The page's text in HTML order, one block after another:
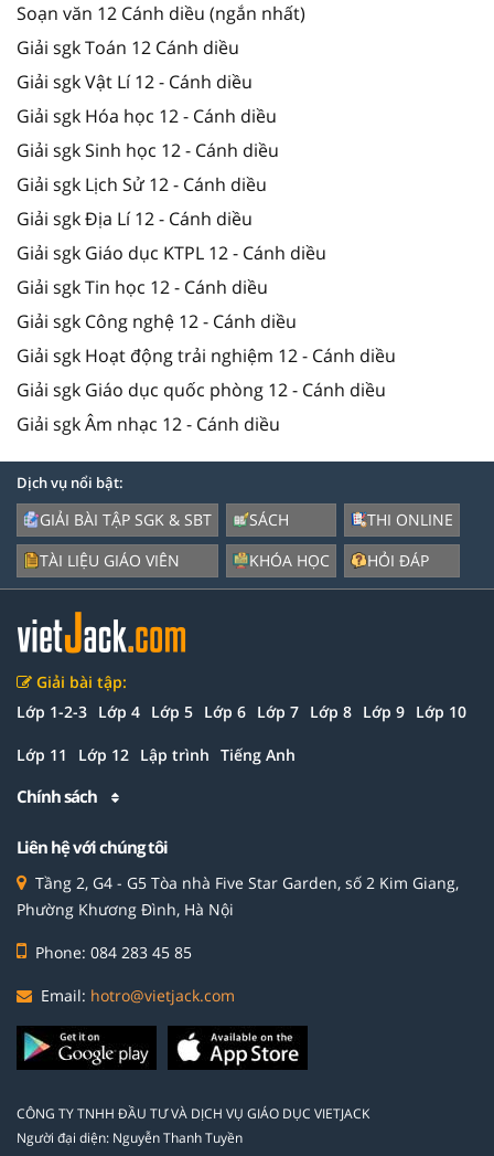
Soạn văn 12 Cánh diều (ngắn nhất)
Giải sgk Toán 12 Cánh diều
Giải sgk Vật Lí 12 - Cánh diều
Giải sgk Hóa học 12 - Cánh diều
Giải sgk Sinh học 12 - Cánh diều
Giải sgk Lịch Sử 12 - Cánh diều
Giải sgk Địa Lí 12 - Cánh diều
Giải sgk Giáo dục KTPL 12 - Cánh diều
Giải sgk Tin học 12 - Cánh diều
Giải sgk Công nghệ 12 - Cánh diều
Giải sgk Hoạt động trải nghiệm 12 - Cánh diều
Giải sgk Giáo dục quốc phòng 12 - Cánh diều
Giải sgk Âm nhạc 12 - Cánh diều
Dịch vụ nổi bật:
GIẢI BÀI TẬP SGK & SBT
TÀI LIỆU GIÁO VIÊN
SÁCH
KHÓA HỌC
THI ONLINE
HỎI ĐÁP
Giải bài tập:
Lớp 1-2-3 Lớp 4 Lớp 5 Lớp 6 Lớp 7 Lớp 8 Lớp 9 Lớp 10
Lớp 11 Lớp 12 Lập trình Tiếng Anh
Chính sách
Liên hệ với chúng tôi
Tầng 2, G4 - G5 Tòa nhà Five Star Garden, số 2 Kim Giang,
Phường Khương Đình, Hà Nội
Phone: 084 283 45 85
Email: hotro@vietjack.com
CÔNG TY TNHH ĐẦU TƯ VÀ DỊCH VỤ GIÁO DỤC VIETJACK
Người đại diện: Nguyễn Thanh Tuyền